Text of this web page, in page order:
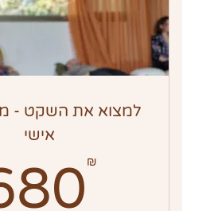
ידע אקדמי ובודהיסטי
מדיטציות
קובץ תרגול להורדה
למצוא את השקט -
אישי
₪